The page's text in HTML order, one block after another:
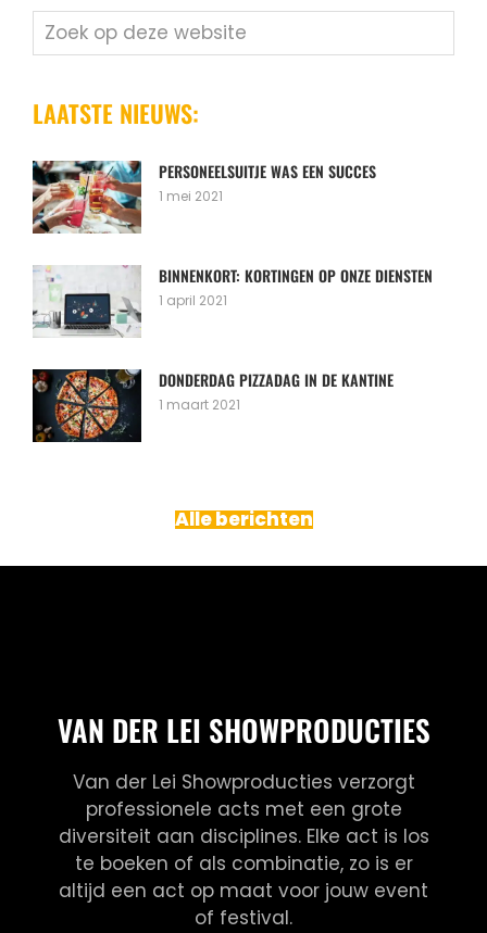
Zoek
op
website
LAATSTE NIEUWS:
PERSONEELSUITJE WAS EEN SUCCES
1 mei 2021
BINNENKORT: KORTINGEN OP ONZE DIENSTEN
1 april 2021
DONDERDAG PIZZADAG IN DE KANTINE
1 maart 2021
Alle berichten
VAN DER LEI SHOWPRODUCTIES
Van der Lei Showproducties verzorgt
professionele acts met een grote
diversiteit aan disciplines. Elke act is los
te boeken of als combinatie, zo is er
altijd een act op maat voor jouw event
of festival.